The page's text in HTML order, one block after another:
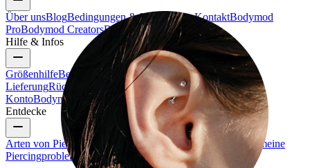
Über unsBlogBedingungen & KonditionenKontaktBodymod
ProBodymod CreatorsBodymod Bewertungen
Hilfe & Infos
GrößenhilfeBestellung verfolgen Informationen zur
LieferungRücksendung & StornierungZahlungMein
KontoBodymod Support
Entdecke
Arten von PiercingsMaterialien für Piercingschmuck
Allgemeine
Piercingprobleme und Pflege